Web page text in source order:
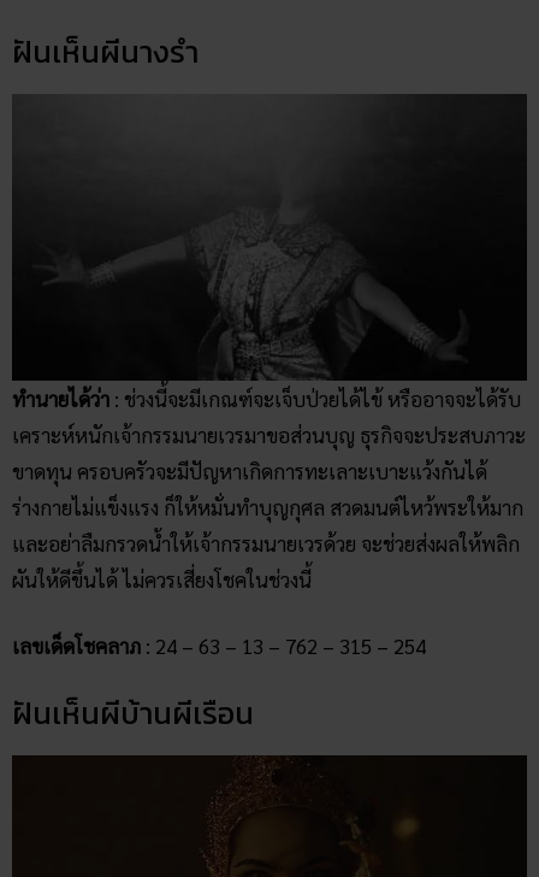
ฝันเห็นผีนางรำ
ทำนายได้ว่า : ช่วงนี้จะมีเกณฑ์จะเจ็บป่วยได้ไข้ หรืออาจจะได้รับ
เคราะห์หนักเจ้ากรรมนายเวรมาขอส่วนบุญ ธุรกิจจะประสบภาวะ
ขาดทุน ครอบครัวจะมีปัญหาเกิดการทะเลาะเบาะแว้งกันได้
ร่างกายไม่แข็งแรง ก็ให้หมั่นทำบุญกุศล สวดมนต์ไหว้พระให้มาก
และอย่าลืมกรวดน้ำให้เจ้ากรรมนายเวรด้วย จะช่วยส่งผลให้พลิก
ผันให้ดีขึ้นได้ ไม่ควรเสี่ยงโชคในช่วงนี้
เลขเด็ดโชคลาภ : 24 – 63 – 13 – 762 – 315 – 254
ฝันเห็นผีบ้านผีเรือน